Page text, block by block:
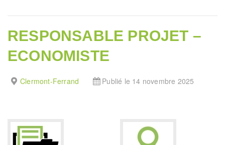
RESPONSABLE PROJET –
ECONOMISTE
Clermont-Ferrand Publié le 14 novembre 2025